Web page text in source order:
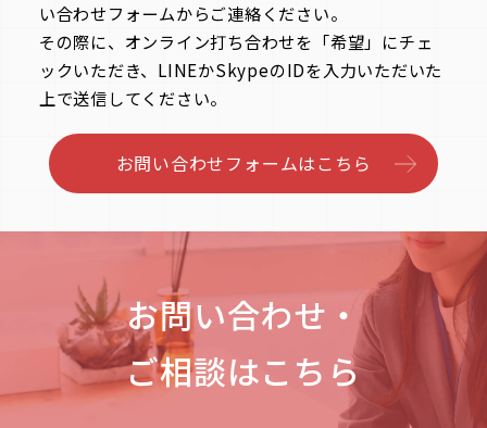
い合わせフォームからご連絡ください。
その際に、オンライン打ち合わせを「希望」にチェ
ックいただき、LINEかSkypeのIDを入力いただいた
上で送信してください。
お問い合わせフォームはこちら
お問い合わせ・
ご相談はこちら